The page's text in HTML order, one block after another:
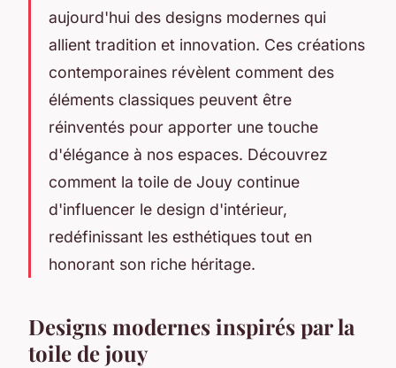
aujourd'hui des designs modernes qui
allient tradition et innovation. Ces créations
contemporaines révèlent comment des
éléments classiques peuvent être
réinventés pour apporter une touche
d'élégance à nos espaces. Découvrez
comment la toile de Jouy continue
d'influencer le design d'intérieur,
redéfinissant les esthétiques tout en
honorant son riche héritage.
Designs modernes inspirés par la
toile de jouy